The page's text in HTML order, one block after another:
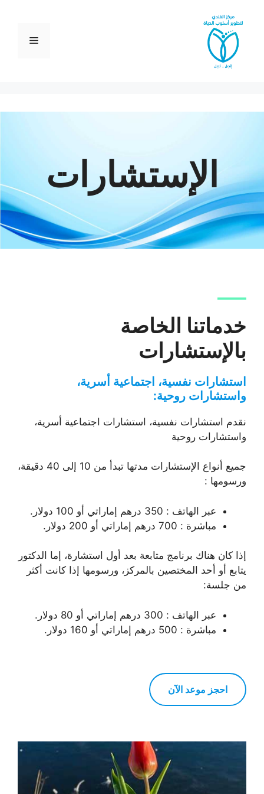
المحتوى
القائمة
الإستشارات
خدماتنا الخاصة
بالإستشارات
استشارات نفسية، اجتماعية أسرية،
واستشارات روحية:
نقدم استشارات نفسية، استشارات اجتماعية أسرية،
واستشارات روحية
جميع أنواع الإستشارات مدتها تبدأ من 10 إلى 40 دقيقة،
ورسومها :
عبر الهاتف : 350 درهم إماراتي أو 100 دولار.
مباشرة : 700 درهم إماراتي أو 200 دولار.
إذا كان هناك برنامج متابعة بعد أول استشارة، إما الدكتور
يتابع أو أحد المختصين بالمركز، ورسومها إذا كانت أكثر
من جلسة:
عبر الهاتف : 300 درهم إماراتي أو 80 دولار.
مباشرة : 500 درهم إماراتي أو 160 دولار.
احجز موعد الآن